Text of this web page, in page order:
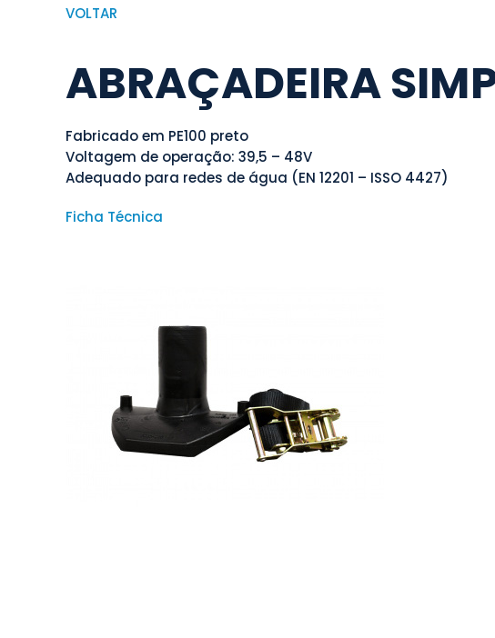
VOLTAR
ABRAÇADEIRA
Fabricado em PE100 preto
Voltagem de operação: 39,5 – 48V
Adequado para redes de água (EN 12201 – ISSO 4427)
Ficha Técnica